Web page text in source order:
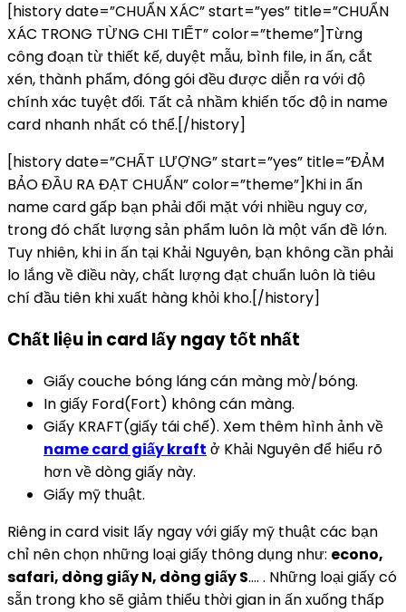
[history date=”CHUẨN XÁC” start=”yes” title=”CHUẨN
XÁC TRONG TỪNG CHI TIẾT” color=”theme”]Từng
công đoạn từ thiết kế, duyệt mẫu, bình file, in ấn, cắt
xén, thành phẩm, đóng gói đều được diễn ra với độ
chính xác tuyệt đối. Tất cả nhầm khiến tốc độ in name
card nhanh nhất có thể.[/history]
[history date=”CHẤT LƯỢNG” start=”yes” title=”ĐẢM
BẢO ĐẦU RA ĐẠT CHUẨN” color=”theme”]Khi in ấn
name card gấp bạn phải đối mặt với nhiều nguy cơ,
trong đó chất lượng sản phẩm luôn là một vấn đề lớn.
Tuy nhiên, khi in ấn tại Khải Nguyên, bạn không cần phải
lo lắng về điều này, chất lượng đạt chuẩn luôn là tiêu
chí đầu tiên khi xuất hàng khỏi kho.[/history]
Chất liệu in card lấy ngay tốt nhất
Giấy couche bóng láng cán màng mờ/bóng.
In giấy Ford(Fort) không cán màng.
Giấy KRAFT(giấy tái chế). Xem thêm hình ảnh về
name card giấy kraft ở Khải Nguyên để hiểu rõ
hơn về dòng giấy này.
Giấy mỹ thuật.
Riêng in card visit lấy ngay với giấy mỹ thuật các bạn
chỉ nên chọn những loại giấy thông dụng như: econo,
safari, dòng giấy N, dòng giấy S…. . Những loại giấy có
sẵn trong kho sẽ giảm thiểu thời gian in ấn xuống thấp